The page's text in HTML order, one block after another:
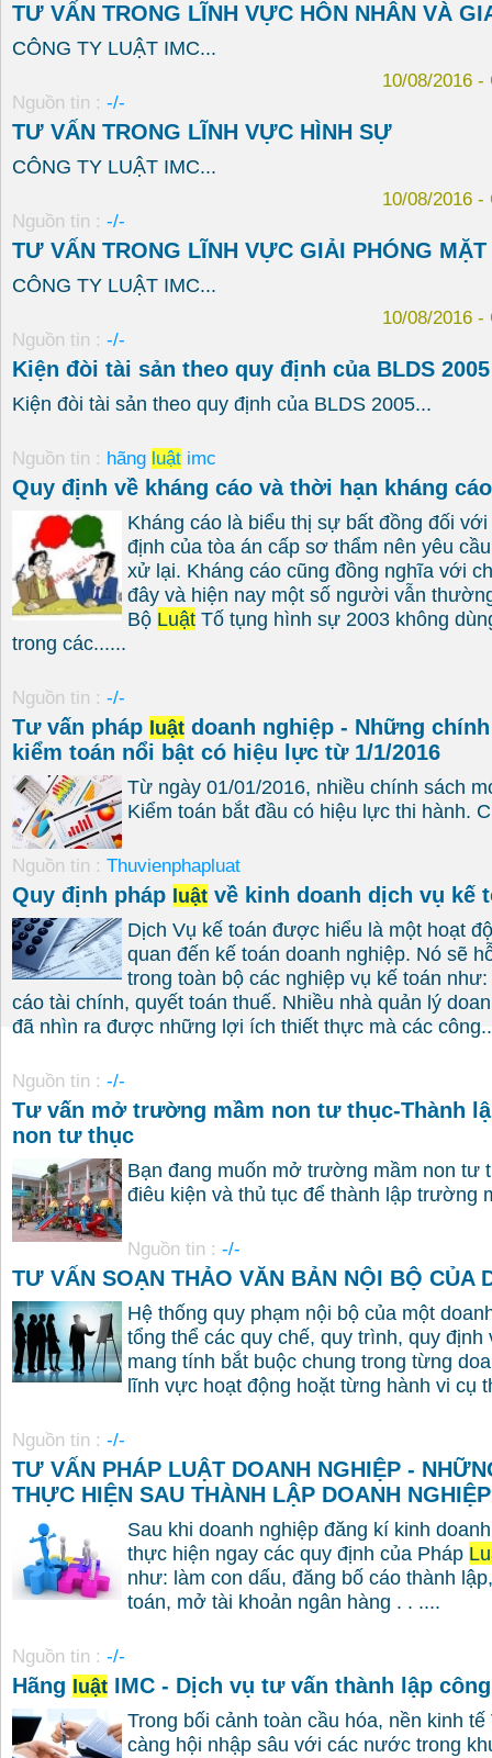
TƯ VẤN TRONG LĨNH VỰC HÔN NHÂN VÀ
CÔNG TY LUẬT IMC...
10/08/2016 -
Nguồn tin : -/-
TƯ VẤN TRONG LĨNH VỰC HÌNH SỰ
CÔNG TY LUẬT IMC...
10/08/2016 -
Nguồn tin : -/-
TƯ VẤN TRONG LĨNH VỰC GIẢI PHÓNG
CÔNG TY LUẬT IMC...
10/08/2016 -
Nguồn tin : -/-
Kiện đòi tài sản theo quy định của BLDS 2005
Kiện đòi tài sản theo quy định của BLDS 2005...
Nguồn tin : hãng luật imc
Quy định về kháng cáo và thời hạn kháng cáo
Kháng cáo là biểu thị sự bất đồng đối
định của tòa án cấp sơ thẩm nên yêu
xử lại. Kháng cáo cũng đồng nghĩa với
đây và hiện nay một số người vẫn
Bộ Luật Tố tụng hình sự 2003 không
trong các......
Nguồn tin : -/-
Tư vấn pháp luật doanh nghiệp - Những
kiểm toán nổi bật có hiệu lực từ 1/1/2016
Từ ngày 01/01/2016, nhiều chính sách
Kiểm toán bắt đầu có hiệu lực thi hành.
Nguồn tin : Thuvienphapluat
Quy định pháp luật về kinh doanh dịch vụ kế
Dịch Vụ kế toán được hiểu là một hoạt
quan đến kế toán doanh nghiệp. Nó sẽ
trong toàn bộ các nghiệp vụ kế toán
cáo tài chính, quyết toán thuế. Nhiều nhà quản lý
đã nhìn ra được những lợi ích thiết thực mà các
Nguồn tin : -/-
Tư vấn mở trường mầm non tư thục-Thành
non tư thục
Bạn đang muốn mở trường mầm non tư
điêu kiện và thủ tục để thành lập trường
Nguồn tin : -/-
TƯ VẤN SOẠN THẢO VĂN BẢN NỘI BỘ CỦA
Hệ thống quy phạm nội bộ của một
tổng thể các quy chế, quy trình, quy định
mang tính bắt buộc chung trong từng
lĩnh vực hoạt động hoặt từng hành vi cụ
Nguồn tin : -/-
TƯ VẤN PHÁP LUẬT DOANH NGHIỆP -
THỰC HIỆN SAU THÀNH LẬP DOANH NGHIỆP
Sau khi doanh nghiệp đăng kí kinh
thực hiện ngay các quy định của Pháp
như: làm con dấu, đăng bố cáo thành
toán, mở tài khoản ngân hàng . . ....
Nguồn tin : -/-
Hãng luật IMC - Dịch vụ tư vấn thành lập
Trong bối cảnh toàn cầu hóa, nền kinh
càng hội nhập sâu với các nước trong